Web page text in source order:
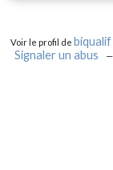
Voir le profil de biqualif
Signaler un abus